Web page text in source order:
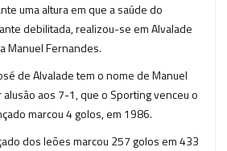
uma altura em que a saúde do
debilitada, realizou-se em Alvalade
Manuel Fernandes.
de Alvalade tem o nome de Manuel
aos 7-1, que o Sporting venceu o
marcou 4 golos, em 1986.
dos leões marcou 257 golos em 433